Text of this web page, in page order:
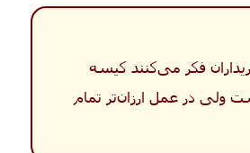
فکر می‌کنند کیسه
ولی در عمل ارزان‌تر تمام